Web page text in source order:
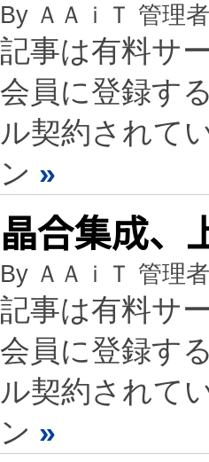
By ＡＡｉＴ 管理者
記事は有料サ
会員に登録す
ル契約されて
ン »
晶合集成、
By ＡＡｉＴ 管理者
記事は有料サ
会員に登録す
ル契約されて
ン »